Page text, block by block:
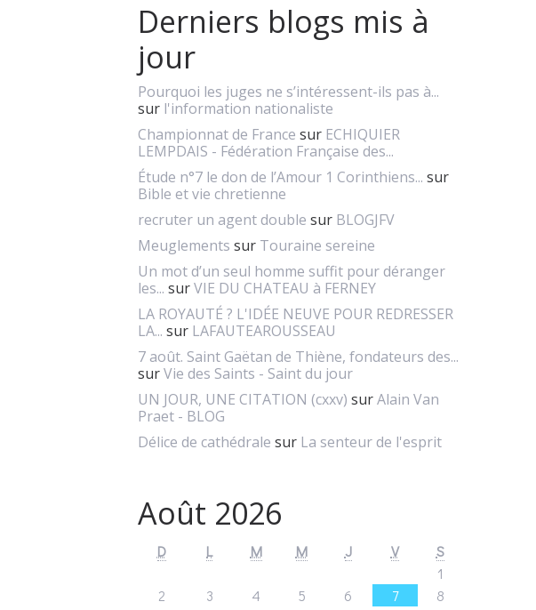
Derniers blogs mis à
jour
Pourquoi les juges ne s’intéressent-ils pas à...
sur l'information nationaliste
Championnat de France sur ECHIQUIER
LEMPDAIS - Fédération Française des...
Étude n°7 le don de l’Amour 1 Corinthiens... sur
Bible et vie chretienne
recruter un agent double sur BLOGJFV
Meuglements sur Touraine sereine
Un mot d’un seul homme suffit pour déranger
les... surVIE DU CHATEAU à FERNEY
LA ROYAUTÉ ? L'IDÉE NEUVE POUR REDRESSER
LA... sur LAFAUTEAROUSSEAU
7 août. Saint Gaëtan de Thiène, fondateurs des...
surVie des Saints - Saint du jour
UN JOUR, UNE CITATION (cxxv) surAlain Van
Praet - BLOG
Délice de cathédrale sur La senteur de l'esprit
Août 2026
D L M M J V
S
1
2
3 4 5 6 7
8